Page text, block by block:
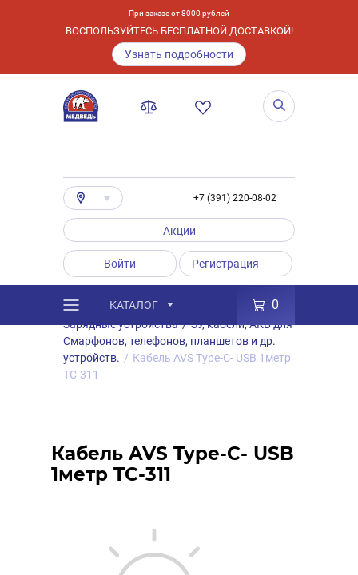
При заказе от 8000 рублей
ВОСПОЛЬЗУЙТЕСЬ БЕСПЛАТНОЙ ДОСТАВКОЙ!
Узнать подробности
+7 (391) 220-08-02
Акции
Войти Регистрация
КАТАЛОГ 0
Каталог / Товары Аксессуары
/
Зарядные устройства / ЗУ, кабели, АКБ для
Смарфонов, телефонов, планшетов и др.
устройств. / Кабель AVS Type-C- USB 1метр
TC-311
Кабель AVS Type-C- USB
1метр TC-311